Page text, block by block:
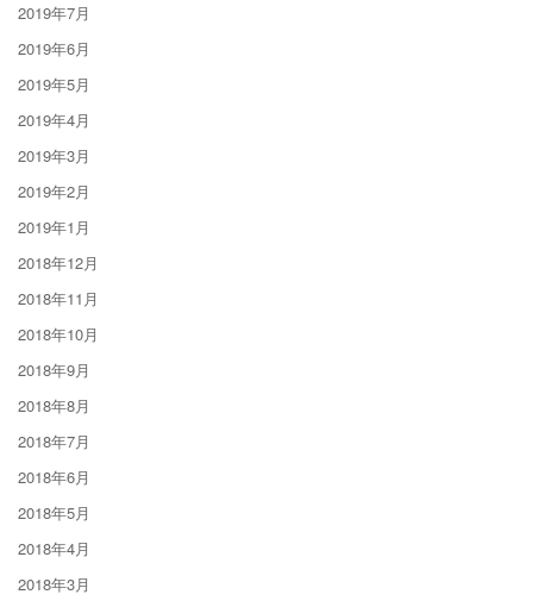
2019年7月
2019年6月
2019年5月
2019年4月
2019年3月
2019年2月
2019年1月
2018年12月
2018年11月
2018年10月
2018年9月
2018年8月
2018年7月
2018年6月
2018年5月
2018年4月
2018年3月